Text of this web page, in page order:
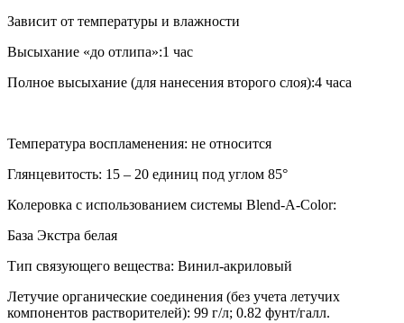
Зависит от температуры и влажности
Высыхание «до отлипа»:1 час
Полное высыхание (для нанесения второго слоя):4 часа
Температура воспламенения: не относится
Глянцевитость: 15 – 20 единиц под углом 85°
Колеровка с использованием системы Blend-A-Color:
База Экстра белая
Тип связующего вещества: Винил-акриловый
Летучие органические соединения (без учета летучих
компонентов растворителей): 99 г/л; 0.82 фунт/галл.